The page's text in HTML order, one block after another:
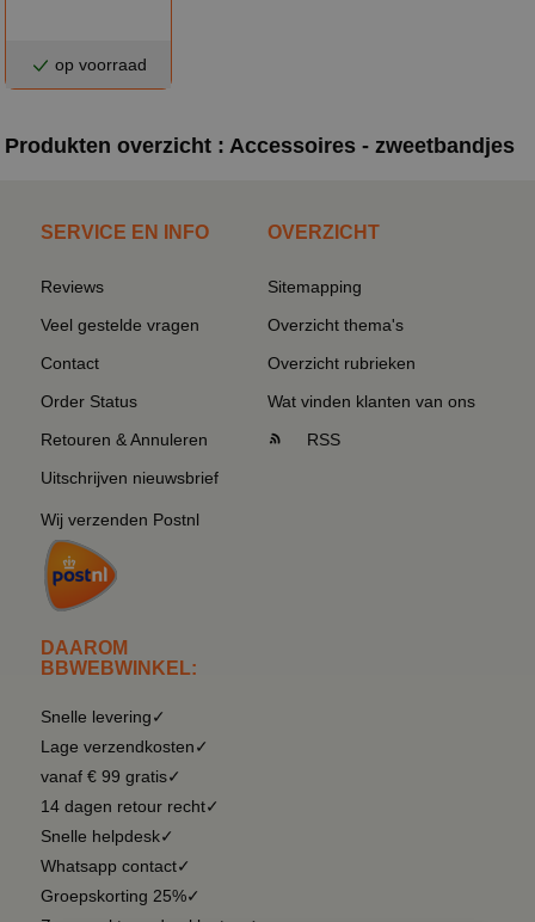
op voorraad
Produkten overzicht : Accessoires - zweetbandjes
SERVICE EN INFO
Reviews
Veel gestelde vragen
Contact
Order Status
Retouren & Annuleren
Uitschrijven nieuwsbrief
Wij verzenden Postnl
DAAROM
BBWEBWINKEL:
Snelle levering✓
Lage verzendkosten✓
vanaf € 99 gratis✓
14 dagen retour recht✓
Snelle helpdesk✓
Whatsapp contact✓
Groepskorting 25%✓
OVERZICHT
Sitemapping
Overzicht thema's
Overzicht rubrieken
Wat vinden klanten van ons
RSS